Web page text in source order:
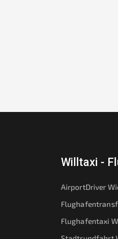
Willtaxi -
AirportDriver
Flughafentaxi